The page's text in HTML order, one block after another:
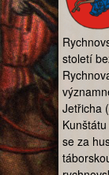
století
Jetřicha
se za